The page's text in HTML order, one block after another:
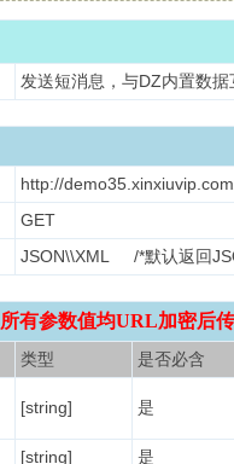
发送短消息，与DZ内置数据
http://
GET
JSON\\XML /*默认返回
所有参数值均URL加密后
类型 是否必含
[string] 是
[string] 是